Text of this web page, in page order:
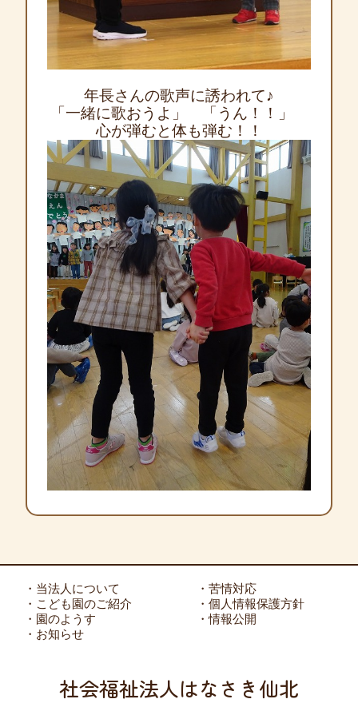
年長さんの歌声に誘われて♪
「一緒に歌おうよ」 「うん！！」
心が弾むと体も弾む！！
・当法人について
・こども園のご紹介
・園のようす
・お知らせ
・苦情対応
・個人情報保護方針
・情報公開
社会福祉法人はなさき仙北